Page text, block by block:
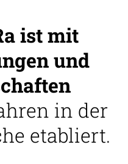
ist mit
und
in der
etabliert.